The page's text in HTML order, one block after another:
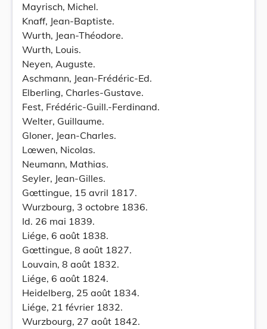
Mayrisch, Michel.
Knaff, Jean-Baptiste.
Wurth, Jean-Théodore.
Wurth, Louis.
Neyen, Auguste.
Aschmann, Jean-Frédéric-Ed.
Elberling, Charles-Gustave.
Fest, Frédéric-Guill.-Ferdinand.
Welter, Guillaume.
Gloner, Jean-Charles.
Lœwen, Nicolas.
Neumann, Mathias.
Seyler, Jean-Gilles.
Gœttingue, 15 avril 1817.
Wurzbourg, 3 octobre 1836.
Id. 26 mai 1839.
Liége, 6 août 1838.
Gœttingue, 8 août 1827.
Louvain, 8 août 1832.
Liége, 6 août 1824.
Heidelberg, 25 août 1834.
Liége, 21 février 1832.
Wurzbourg, 27 août 1842.